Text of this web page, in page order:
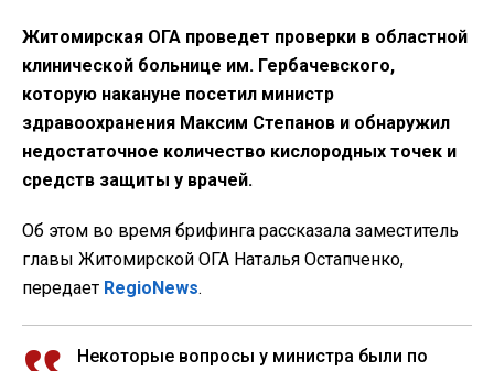
Житомирская ОГА проведет проверки в областной
клинической больнице им. Гербачевского,
которую накануне посетил министр
здравоохранения Максим Степанов и обнаружил
недостаточное количество кислородных точек и
средств защиты у врачей.
Об этом во время брифинга рассказала заместитель
главы Житомирской ОГА Наталья Остапченко,
передает RegioNews.
Некоторые вопросы у министра были по